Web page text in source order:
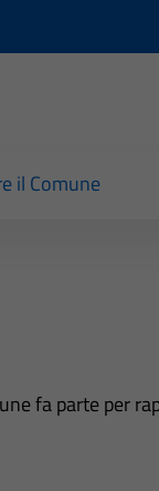
il Comune
fa parte per